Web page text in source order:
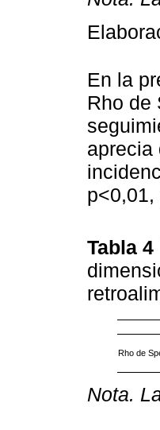
En la
Rho de
aprecia
Tabla 4
Rho de
Nota.